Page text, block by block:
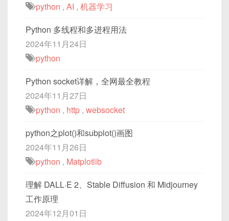
python , AI , 机器学习
Python 多线程和多进程用法
2024年11月24日
python
Python socket详解，全网最全教程
2024年11月27日
python , http , websocket
python之plot()和subplot()画图
2024年11月26日
python , Matplotlib
理解 DALL·E 2、Stable Diffusion 和 Midjourney
工作原理
2024年12月01日